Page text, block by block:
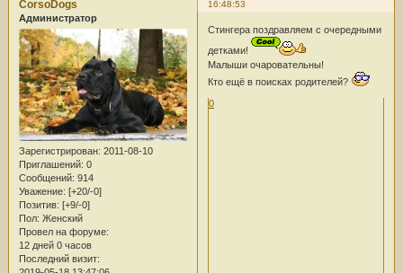
16:48:53
CorsoDogs
Администратор
Зарегистрирован: 2011-08-10
Приглашений: 0
Сообщений: 914
Уважение: [+20/-0]
Позитив: [+9/-0]
Пол: Женский
Провел на форуме:
12 дней 0 часов
Последний визит:
Стингера поздравляем с очередными
детками!
Малыши очаровательны!
Кто ещё в поисках родителей?
0